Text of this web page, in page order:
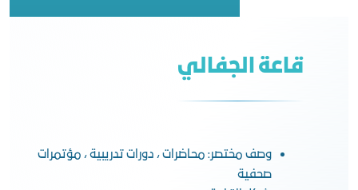
قاعة الجفالي
وصف مختصر: محاضرات ، دورات تدريبية ، مؤتمرات
صحفية